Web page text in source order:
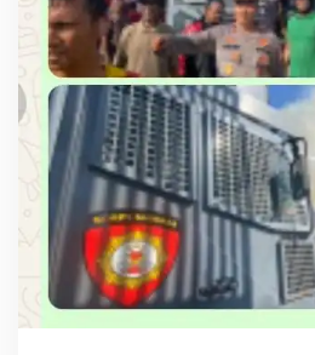
K
e
a
h
k
a
n
P
e
o
n
e